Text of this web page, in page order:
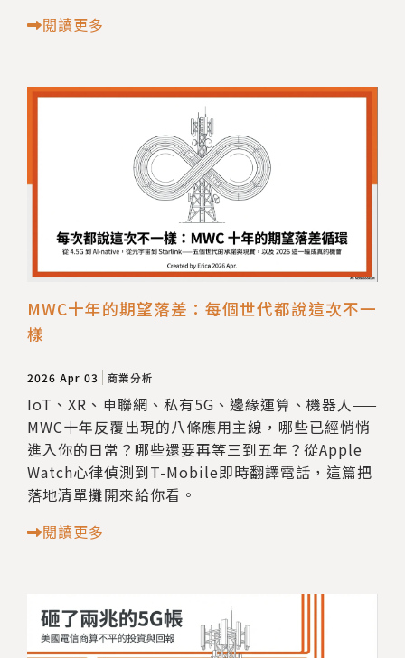
閱讀更多
MWC十年的期望落差：每個世代都說這次不一
樣
2026 Apr 03 商業分析
IoT、XR、車聯網、私有5G、邊緣運算、機器人——
MWC十年反覆出現的八條應用主線，哪些已經悄悄
進入你的日常？哪些還要再等三到五年？從Apple
Watch心律偵測到T-Mobile即時翻譯電話，這篇把
落地清單攤開來給你看。
閱讀更多